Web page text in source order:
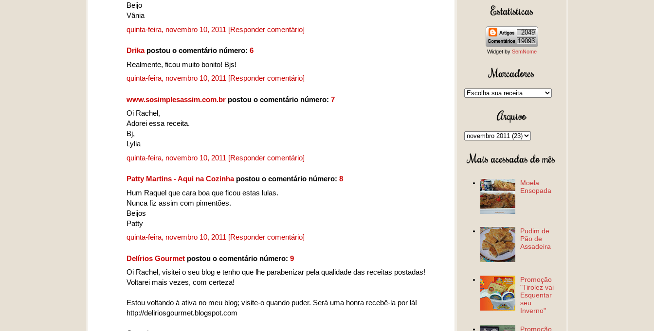
Beijo
Vânia
quinta-feira, novembro 10, 2011 [Responder comentário]
Drikapostou o comentário número: 6
Realmente, ficou muito bonito! Bjs!
quinta-feira, novembro 10, 2011 [Responder comentário]
www.sosimplesassim.com.br postou o comentário número: 7
Oi Rachel,
Adorei essa receita.
Bj,
Lylia
quinta-feira, novembro 10, 2011 [Responder comentário]
Patty Martins - Aqui na Cozinhapostou o comentário número: 8
Hum Raquel que cara boa que ficou estas lulas.
Nunca fiz assim com pimentões.
Beijos
Patty
quinta-feira, novembro 10, 2011 [Responder comentário]
Delírios Gourmet postou o comentário número: 9
Oi Rachel, visitei o seu blog e tenho que lhe parabenizar pela qualidade das receitas postadas!
Voltarei mais vezes, com certeza!
Estou voltando à ativa no meu blog; visite-o quando puder. Será uma honra recebê-la por lá!
http://deliriosgourmet.blogspot.com
Estatísticas
2049
19093
Widget by SemNome
Marcadores
Arquivo
Mais acessadas do mês
Moela
Ensopada
Pudim de
Pão de
Assadeira
Promoção
"Tirolez vai
Esquentar
seu
Inverno"
Promoção